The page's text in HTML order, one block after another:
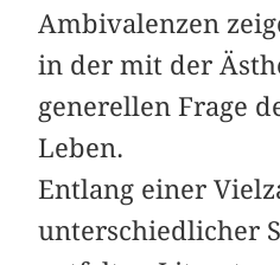
Ambivalenzen
in der mit der
generellen Frage
Leben.
Entlang einer
unterschiedlicher